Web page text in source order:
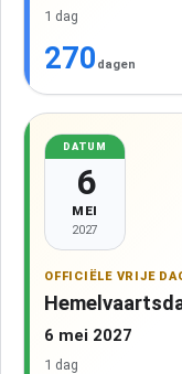
1 dag
270 dagen
DATUM
6
MEI
2027
OFFICIËLE VRIJE
6 mei 2027
1 dag